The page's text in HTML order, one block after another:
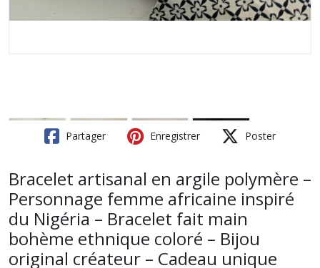
Partager Enregistrer Poster
Bracelet artisanal en argile polymère –
Personnage femme africaine inspiré
du Nigéria – Bracelet fait main
bohème ethnique coloré – Bijou
original créateur – Cadeau unique